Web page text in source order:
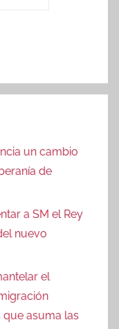
un cambio
de
a SM el Rey
nuevo
el
asuma las